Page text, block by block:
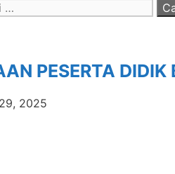
PESERTA
2025